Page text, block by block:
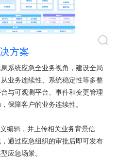
方案
系统应急全业务视角，建设全局
业务连续性、系统稳定性等多整
与可观测平台、事件和变更管理
保障客户的业务连续性。
编辑，并上传相关业务背景信
通过应急组织的审批后即可发布
应急场景。